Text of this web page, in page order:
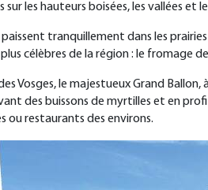
les hauteurs boisées, les vallées et
tranquillement dans les
célèbres de la région : le fromage
Vosges, le majestueux Grand
des buissons de myrtilles et en
ou restaurants des environs.